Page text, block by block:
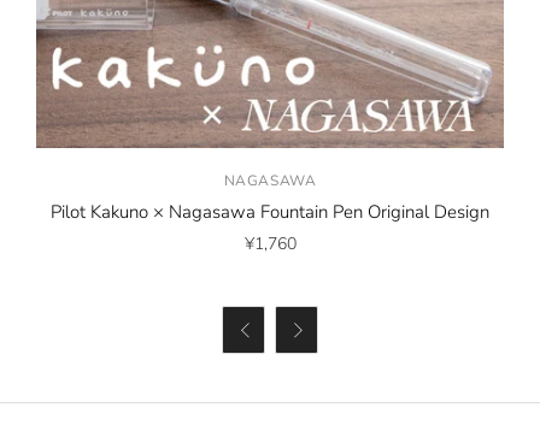
NAGASAWA
Pilot Kakuno × Nagasawa Fountain Pen Original Design
¥1,760
 